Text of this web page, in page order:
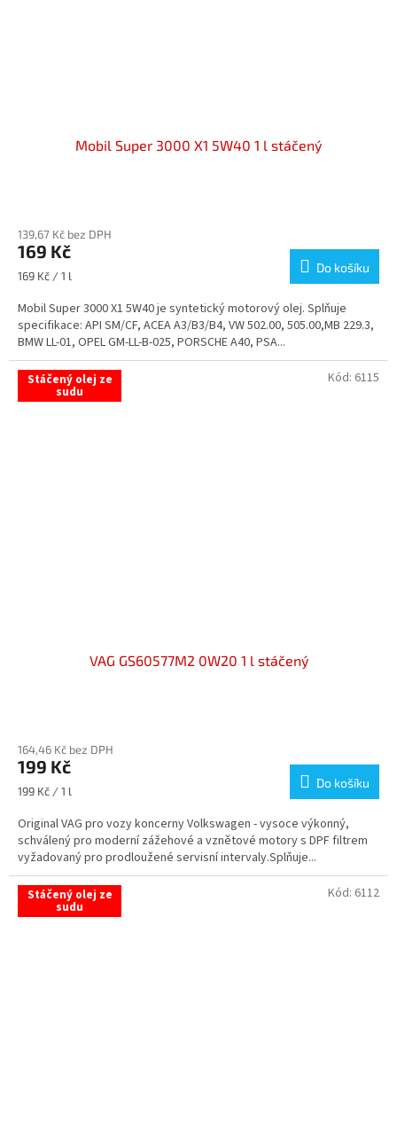
Mobil Super 3000 X1 5W40 1 l stáčený
produktu
je
5,0
5
hvězdiček.
139,67 Kč bez DPH
169 Kč
Měrná
169 Kč / 1 l
Do košíku
Mobil Super 3000 X1 5W40 je syntetický motorový olej. Splňuje
specifikace: API SM/CF, ACEA A3/B3/B4, VW 502.00, 505.00,MB 229.3,
BMW LL-01, OPEL GM-LL-B-025, PORSCHE A40, PSA...
Stáčený olej ze
sudu
VAG GS60577M2 0W20 1 l stáčený
produktu
je
4,5
5
hvězdiček.
164,46 Kč bez DPH
199 Kč
Měrná
199 Kč / 1 l
Do košíku
Original VAG pro vozy koncerny Volkswagen - vysoce výkonný,
schválený pro moderní zážehové a vznětové motory s DPF filtrem
vyžadovaný pro prodloužené servisní intervaly.Splňuje...
Kód: 6115
Stáčený olej ze
sudu
Kód: 6112